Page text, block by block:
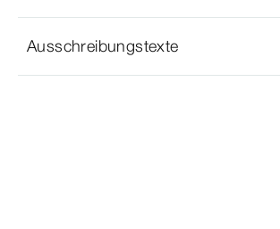
Ausschreibungstexte